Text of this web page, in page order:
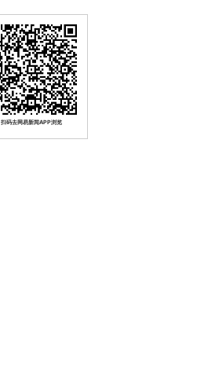
扫码去网易新闻APP浏览